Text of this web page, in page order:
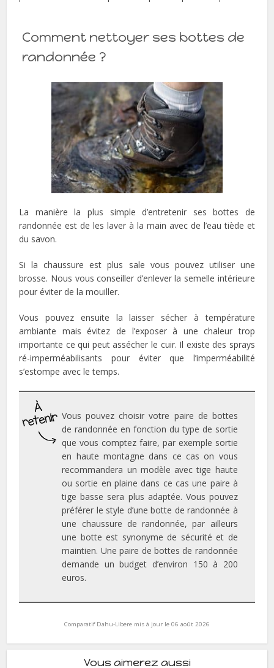
Comment nettoyer ses bottes de
randonnée ?
La manière la plus simple d’entretenir ses bottes de
randonnée est de les laver à la main avec de l’eau tiède et
du savon.
Si la chaussure est plus sale vous pouvez utiliser une
brosse. Nous vous conseiller d’enlever la semelle intérieure
pour éviter de la mouiller.
Vous pouvez ensuite la laisser sécher à température
ambiante mais évitez de l’exposer à une chaleur trop
importante ce qui peut assécher le cuir. Il existe des sprays
ré-imperméabilisants pour éviter que l’imperméabilité
s’estompe avec le temps.
Vous pouvez choisir votre paire de bottes
de randonnée en fonction du type de sortie
que vous comptez faire, par exemple sortie
en haute montagne dans ce cas on vous
recommandera un modèle avec tige haute
ou sortie en plaine dans ce cas une paire à
tige basse sera plus adaptée. Vous pouvez
préférer le style d’une botte de randonnée à
une chaussure de randonnée, par ailleurs
une botte est synonyme de sécurité et de
maintien. Une paire de bottes de randonnée
demande un budget d’environ 150 à 200
euros.
Comparatif Dahu-Libere mis à jour le 06 août 2026
Vous aimerez aussi